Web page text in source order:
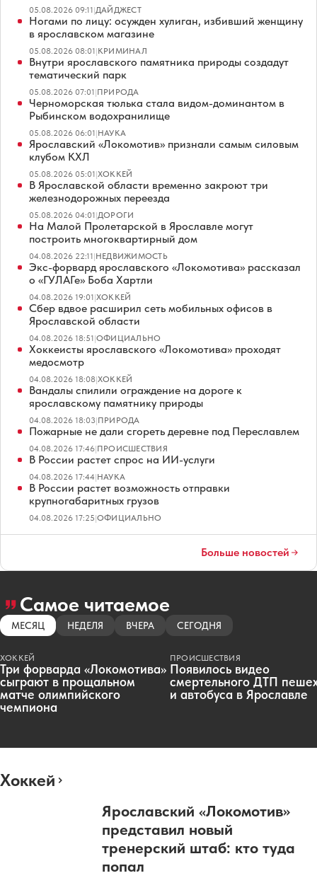
05.08.2026 09:11|ДАЙДЖЕСТ
Ногами по лицу: осужден хулиган, избивший женщину
в ярославском магазине
05.08.2026 08:01|КРИМИНАЛ
Внутри ярославского памятника природы создадут
тематический парк
05.08.2026 07:01|ПРИРОДА
Черноморская тюлька стала видом-доминантом в
Рыбинском водохранилище
05.08.2026 06:01|НАУКА
Ярославский «Локомотив» признали самым силовым
клубом КХЛ
05.08.2026 05:01|ХОККЕЙ
В Ярославской области временно закроют три
железнодорожных переезда
05.08.2026 04:01|ДОРОГИ
На Малой Пролетарской в Ярославле могут
построить многоквартирный дом
04.08.2026 22:11|НЕДВИЖИМОСТЬ
Экс-форвард ярославского «Локомотива» рассказал
о «ГУЛАГе» Боба Хартли
04.08.2026 19:01|ХОККЕЙ
Сбер вдвое расширил сеть мобильных офисов в
Ярославской области
04.08.2026 18:51|ОФИЦИАЛЬНО
Хоккеисты ярославского «Локомотива» проходят
медосмотр
04.08.2026 18:08|ХОККЕЙ
Вандалы спилили ограждение на дороге к
ярославскому памятнику природы
04.08.2026 18:03|ПРИРОДА
Пожарные не дали сгореть деревне под Переславлем
04.08.2026 17:46|ПРОИСШЕСТВИЯ
В России растет спрос на ИИ-услуги
04.08.2026 17:44|НАУКА
В России растет возможность отправки
крупногабаритных грузов
04.08.2026 17:25|ОФИЦИАЛЬНО
Больше новостей
Самое читаемое
МЕСЯЦ НЕДЕЛЯ ВЧЕРА СЕГОДНЯ
ХОККЕЙ
Три форварда «Локомотива»
сыграют в прощальном
матче олимпийского
чемпиона
ПРОИСШЕСТВИЯ
Появилось видео
смертельного ДТП
и автобуса в Ярославле
Хоккей
Ярославский «Локомотив»
представил новый
тренерский штаб: кто туда
попал